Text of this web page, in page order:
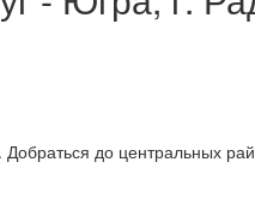
до центральных